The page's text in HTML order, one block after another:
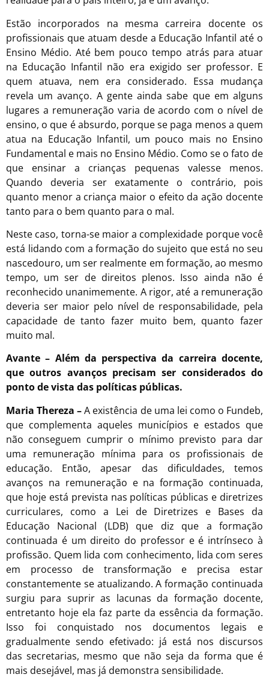
Estão incorporados na mesma carreira docente os
profissionais que atuam desde a Educação Infantil até o
Ensino Médio. Até bem pouco tempo atrás para atuar
na Educação Infantil não era exigido ser professor. E
quem atuava, nem era considerado. Essa mudança
revela um avanço. A gente ainda sabe que em alguns
lugares a remuneração varia de acordo com o nível de
ensino, o que é absurdo, porque se paga menos a quem
atua na Educação Infantil, um pouco mais no Ensino
Fundamental e mais no Ensino Médio. Como se o fato de
que ensinar a crianças pequenas valesse menos.
Quando deveria ser exatamente o contrário, pois
quanto menor a criança maior o efeito da ação docente
tanto para o bem quanto para o mal.
Neste caso, torna-se maior a complexidade porque você
está lidando com a formação do sujeito que está no seu
nascedouro, um ser realmente em formação, ao mesmo
tempo, um ser de direitos plenos. Isso ainda não é
reconhecido unanimemente. A rigor, até a remuneração
deveria ser maior pelo nível de responsabilidade, pela
capacidade de tanto fazer muito bem, quanto fazer
muito mal.
Avante – Além da perspectiva da carreira docente,
que outros avanços precisam ser considerados do
ponto de vista das políticas públicas.
Maria Thereza –A existência de uma lei como o Fundeb,
que complementa aqueles municípios e estados que
não conseguem cumprir o mínimo previsto para dar
uma remuneração mínima para os profissionais de
educação. Então, apesar das dificuldades, temos
avanços na remuneração e na formação continuada,
que hoje está prevista nas políticas públicas e diretrizes
curriculares, como a Lei de Diretrizes e Bases da
Educação Nacional (LDB) que diz que a formação
continuada é um direito do professor e é intrínseco à
profissão. Quem lida com conhecimento, lida com seres
em processo de transformação e precisa estar
constantemente se atualizando. A formação continuada
surgiu para suprir as lacunas da formação docente,
entretanto hoje ela faz parte da essência da formação.
Isso foi conquistado nos documentos legais e
gradualmente sendo efetivado: já está nos discursos
das secretarias, mesmo que não seja da forma que é
mais desejável, mas já demonstra sensibilidade.